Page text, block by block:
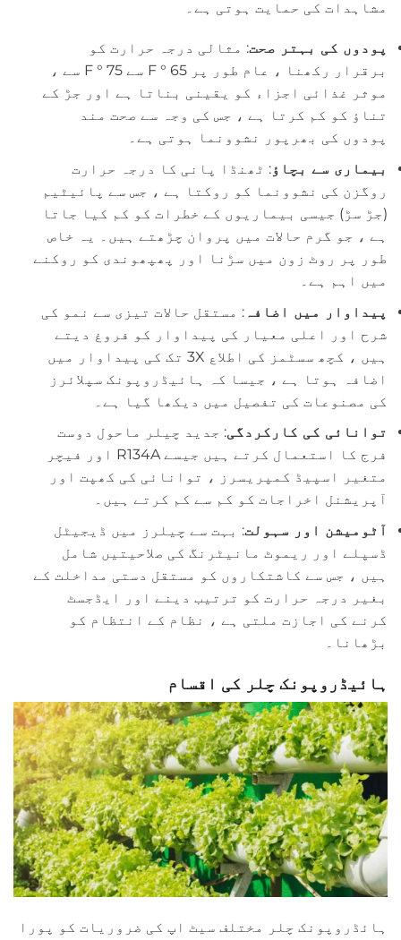
مشاہدات کی حمایت ہوتی ہے۔
پودوں کی بہتر صحت: مثالی درجہ حرارت کو
برقرار رکھنا ، عام طور پر 65 ° F سے 75 ° F سے ،
موثر غذائی اجزاء کو یقینی بناتا ہے اور جڑ کے
تناؤ کو کم کرتا ہے ، جس کی وجہ سے صحت مند
پودوں کی بھرپور نشوونما ہوتی ہے۔
بیماری سے بچاؤ: ٹھنڈا پانی کا درجہ حرارت
روگزن کی نشوونما کو روکتا ہے ، جس سے پائیٹیم
(جڑ سڑ) جیسی بیماریوں کے خطرات کو کم کیا جاتا
ہے ، جو گرم حالات میں پروان چڑھتے ہیں۔ یہ خاص
طور پر روٹ زون میں سڑنا اور پھپھوندی کو روکنے
میں اہم ہے۔
پیداوار میں اضافہ : مستقل حالات تیزی سے نمو کی
شرح اور اعلی معیار کی پیداوار کو فروغ دیتے
ہیں ، کچھ سسٹمز کی اطلاع 3X تک کی پیداوار میں
اضافہ ہوتا ہے ، جیسا کہ ہائیڈروپونک سپلائرز
کی مصنوعات کی تفصیل میں دیکھا گیا ہے۔
توانائی کی کارکردگی: جدید چیلر ماحول دوست
فرج کا استعمال کرتے ہیں جیسے R134A اور فیچر
متغیر اسپیڈ کمپریسرز ، توانائی کی کھپت اور
آپریشنل اخراجات کو کم سے کم کرتے ہیں۔
آٹومیشن اور سہولت: بہت سے چیلرز میں ڈیجیٹل
ڈسپلے اور ریموٹ مانیٹرنگ کی صلاحیتیں شامل
ہیں ، جس سے کاشتکاروں کو مستقل دستی مداخلت کے
بغیر درجہ حرارت کو ترتیب دینے اور ایڈجسٹ
کرنے کی اجازت ملتی ہے ، نظام کے انتظام کو
بڑھانا۔
ہائیڈروپونک چلر کی اقسام
ہائڈروپونک چلر مختلف سیٹ اپ کی ضروریات کو پورا